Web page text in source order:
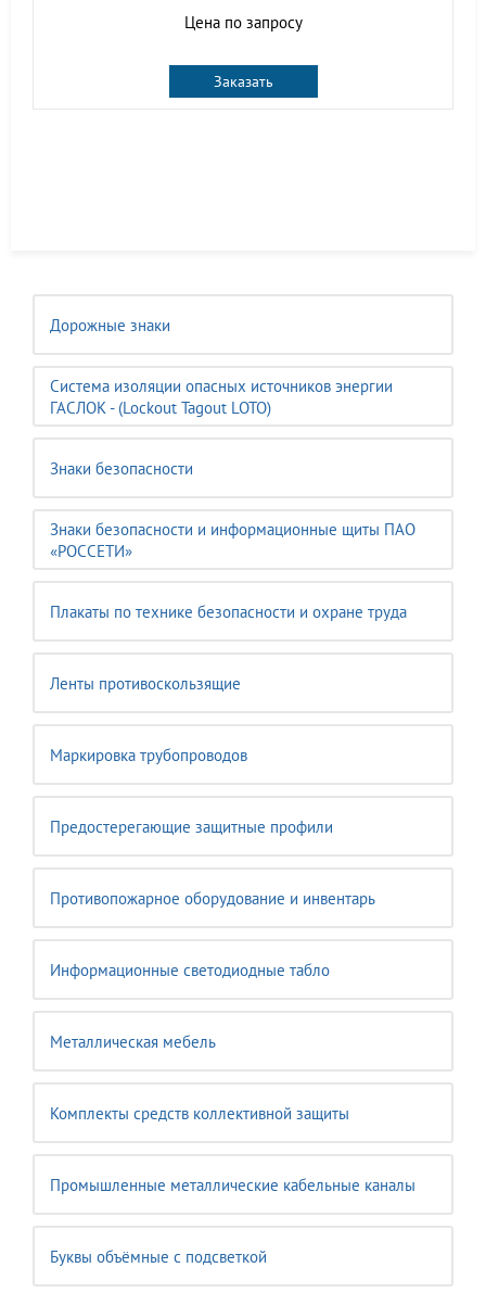
Дорожные знаки
Система изоляции опасных источников энергии
ГАСЛОК - (Lockout Tagout LOTO)
Знаки безопасности
Знаки безопасности и информационные щиты ПАО
«РОССЕТИ»
Плакаты по технике безопасности и охране труда
Ленты противоскользящие
Маркировка трубопроводов
Предостерегающие защитные профили
Противопожарное оборудование и инвентарь
Информационные светодиодные табло
Металлическая мебель
Комплекты средств коллективной защиты
Промышленные металлические кабельные каналы
Буквы объёмные с подсветкой
Цена по запросу
Заказать